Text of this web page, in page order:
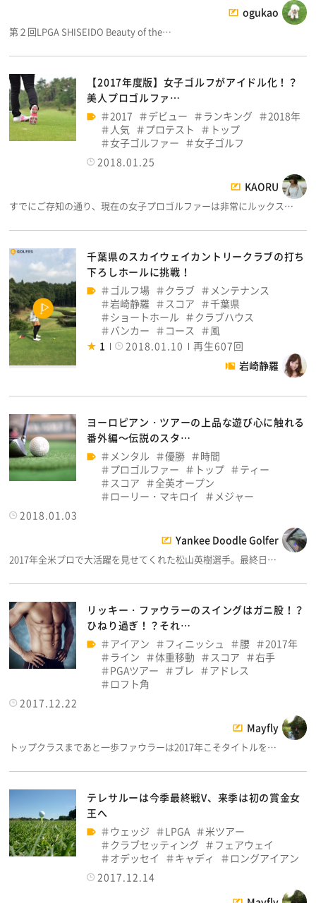
ogukao
第２回LPGA SHISEIDO Beauty of the…
【2017年度版】女子ゴルフがアイドル化！？
美人プロゴルファ…
2017
デビュー ランキング
2018年
人気
プロテスト
トップ
女子ゴルファー
女子ゴルフ
2018.01.25
KAORU
すでにご存知の通り、現在の女子プロゴルファーは非常にルックス…
千葉県のスカイウェイカントリークラブの打ち
下ろしホールに挑戦！
ゴルフ場
クラブ
メンテナンス
岩崎静羅
スコア
千葉県
ショートホール
クラブハウス
バンカー
コース
風
1
2018.01.10
再生607回
岩崎静羅
ヨーロピアン・ツアーの上品な遊び心に触れる
番外編～伝説のスタ…
メンタル
優勝
時間
プロゴルファー
トップ
ティー
スコア
全英オープン
ローリー・マキロイ
メジャー
2018.01.03
Yankee Doodle Golfer
2017年全米プロで大活躍を見せてくれた松山英樹選手。最終日…
リッキー・ファウラーのスイングはガニ股！？
ひねり過ぎ！？それ…
アイアン
フィニッシュ 腰
2017年
ライン
体重移動 スコア
右手
PGAツアー
ブレ
アドレス
ロフト角
2017.12.22
Mayfly
トップクラスまであと一歩ファウラーは2017年こそタイトルを…
テレサルーは今季最終戦V、来季は初の賞金女
王へ
ウェッジ
LPGA
米ツアー
クラブセッティング
フェアウェイ
オデッセイ
キャディ
ロングアイアン
2017.12.14